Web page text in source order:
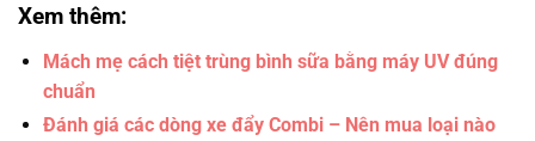
Xem thêm:
Mách mẹ cách tiệt trùng bình sữa bằng máy UV đúng
chuẩn
Đánh giá các dòng xe đẩy Combi – Nên mua loại nào